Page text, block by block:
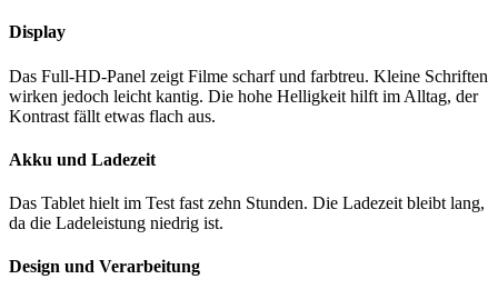
Display
Das Full-HD-Panel zeigt Filme scharf und farbtreu. Kleine Schriften
wirken jedoch leicht kantig. Die hohe Helligkeit hilft im Alltag, der
Kontrast fällt etwas flach aus.
Akku und Ladezeit
Das Tablet hielt im Test fast zehn Stunden. Die Ladezeit bleibt lang,
da die Ladeleistung niedrig ist.
Design und Verarbeitung